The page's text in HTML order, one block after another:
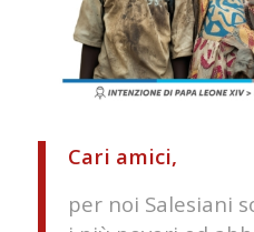
Cari amici,
per noi Salesiani